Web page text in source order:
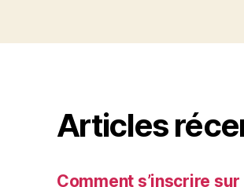
Articles
Comment s’inscrire sur